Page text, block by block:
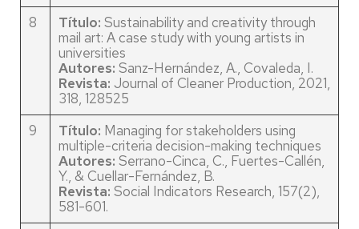
8
Título: Sustainability and creativity through
mail art: A case study with young artists in
universities
Autores: Sanz-Hernández, A., Covaleda, I.
Revista: Journal of Cleaner Production, 2021,
318, 128525
9
Título: Managing for stakeholders using
multiple-criteria decision-making techniques
Autores: Serrano-Cinca, C., Fuertes-Callén,
Y., & Cuellar-Fernández, B.
Revista: Social Indicators Research, 157(2),
581-601.